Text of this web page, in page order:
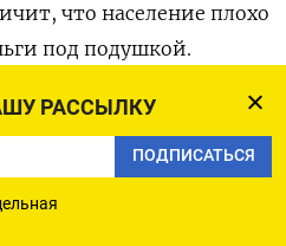
РАССЫЛКУ
ПОДПИСАТЬСЯ
что население плохо
под подушкой.
больше нечего делать.
остатки
то есть деньги, которые